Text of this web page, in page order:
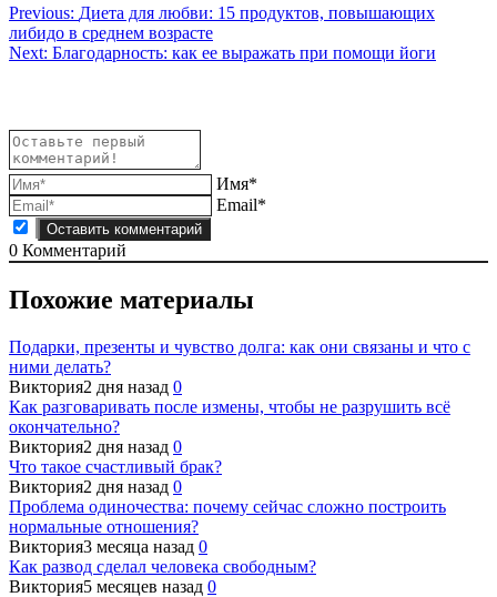
Навигация
по
Previous: Диета для любви: 15 продуктов, повышающих
либидо в среднем возрасте
Next: Благодарность: как ее выражать при помощи йоги
Имя*
Email*
0 Комментарий
Похожие материалы
Подарки, презенты и чувство долга: как они связаны и что с
ними делать?
Виктория2 дня назад 0
Как разговаривать после измены, чтобы не разрушить всё
окончательно?
Виктория2 дня назад 0
Что такое счастливый брак?
Виктория2 дня назад 0
Проблема одиночества: почему сейчас сложно построить
нормальные отношения?
Виктория3 месяца назад 0
Как развод сделал человека свободным?
Виктория5 месяцев назад 0